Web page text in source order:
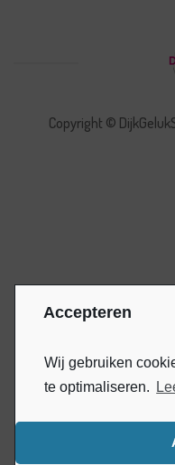
Accepteren
Wij gebruiken
te optimaliseren.
Copyright ©